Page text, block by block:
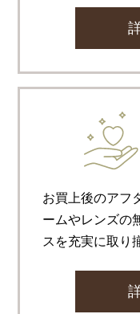
お買上後のアフ
ームやレンズの
スを充実に取り